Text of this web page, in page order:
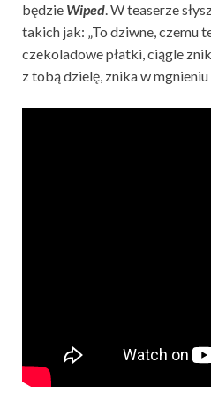
będzie Wiped. W teaserze
takich jak: „To dziwne, czemu
czekoladowe płatki, ciągle
z tobą dzielę, znika w mgnieniu